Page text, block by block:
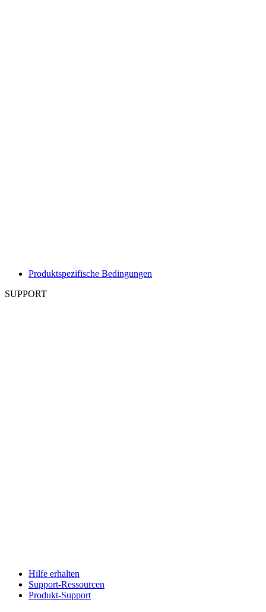
Produktspezifische Bedingungen
SUPPORT
Hilfe erhalten
Support-Ressourcen
Produkt-Support